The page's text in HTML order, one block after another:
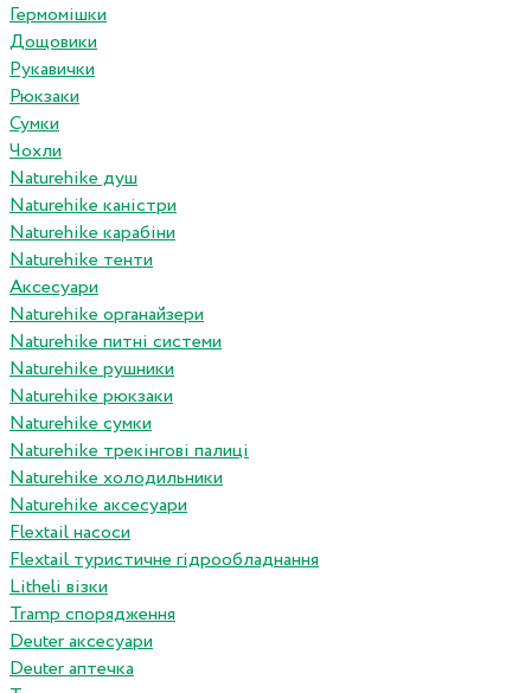
Гермомішки
Дощовики
Рукавички
Рюкзаки
Сумки
Чохли
Naturehike душ
Naturehike каністри
Naturehike карабіни
Naturehike тенти
Аксесуари
Naturehike органайзери
Naturehike питні системи
Naturehike рушники
Naturehike рюкзаки
Naturehike сумки
Naturehike трекінгові палиці
Naturehike холодильники
Naturehike аксесуари
Flextail насоси
Flextail туристичне гідрообладнання
Litheli візки
Tramp спорядження
Deuter аксесуари
Deuter аптечка